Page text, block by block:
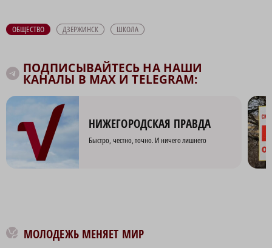
ОБЩЕСТВО ДЗЕРЖИНСК ШКОЛА
ПОДПИСЫВАЙТЕСЬ НА НАШИ
КАНАЛЫ В MAX И TELEGRAM:
НИЖЕГОРОДСКАЯ ПРАВДА
Быстро, честно, точно. И ничего лишнего
МОЛОДЕЖЬ МЕНЯЕТ МИР